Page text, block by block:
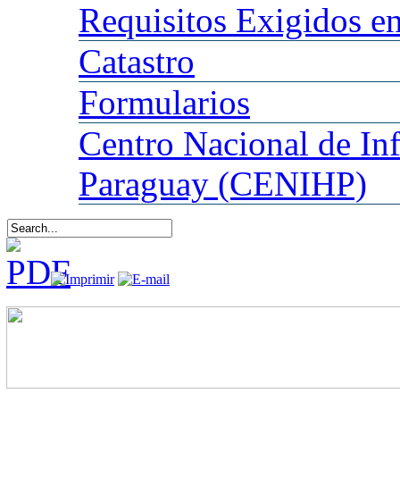
Requisitos Exigidos
Catastro
Formularios
Centro Nacional de
Paraguay (CENIHP)